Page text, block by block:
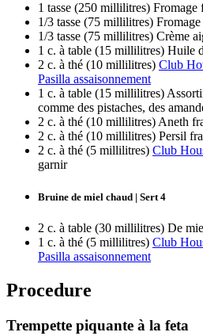
1 tasse (250 millilitres) Fromage
1/3 tasse (75 millilitres)
1/3 tasse (75 millilitres) Crème
1 c. à table (15 millilitres) Huile
2 c. à thé (10 millilitres) Club
Pasilla assaisonnement
1 c. à table (15 millilitres)
comme des pistaches, des
2 c. à thé (10 millilitres) Aneth
2 c. à thé (10 millilitres) Persil
2 c. à thé (5 millilitres) Club
garnir
Bruine de miel chaud | Sert 4
2 c. à table (30 millilitres) De
1 c. à thé (5 millilitres) Club
Pasilla assaisonnement
Procedure
Trempette piquante à la feta